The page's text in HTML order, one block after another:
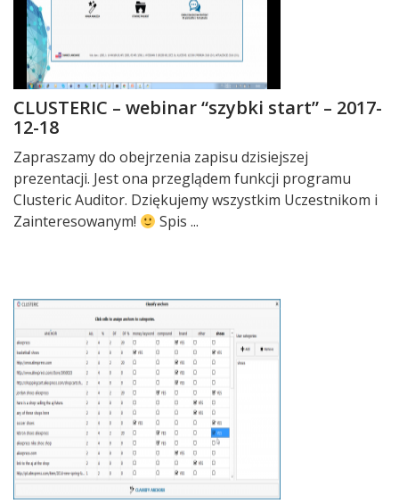
CLUSTERIC – webinar “szybki start” – 2017-
12-18
Zapraszamy do obejrzenia zapisu dzisiejszej
prezentacji. Jest ona przeglądem funkcji programu
Clusteric Auditor. Dziękujemy wszystkim Uczestnikom i
Zainteresowanym!
Spis ...